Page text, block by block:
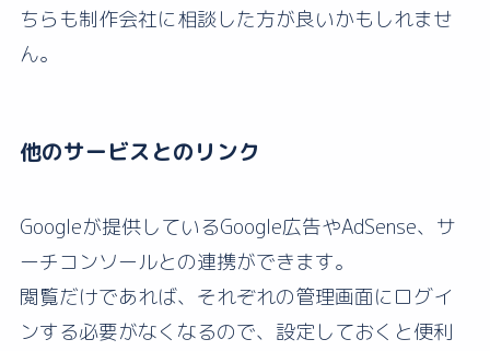
ちらも制作会社に相談した方が良いかもしれませ
ん。
他のサービスとのリンク
Googleが提供しているGoogle広告やAdSense、サ
ーチコンソールとの連携ができます。
閲覧だけであれば、それぞれの管理画面にログイ
ンする必要がなくなるので、設定しておくと便利